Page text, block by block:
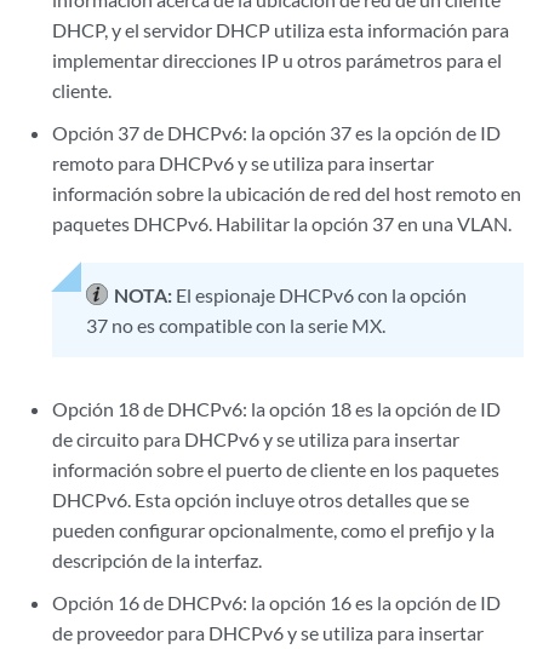
DHCP, y el servidor DHCP utiliza esta información para
implementar direcciones IP u otros parámetros para el
cliente.
Opción 37 de DHCPv6: la opción 37 es la opción de ID
remoto para DHCPv6 y se utiliza para insertar
información sobre la ubicación de red del host remoto en
paquetes DHCPv6. Habilitar la opción 37 en una VLAN.
NOTA: El espionaje DHCPv6 con la opción
37 no es compatible con la serie MX.
Opción 18 de DHCPv6: la opción 18 es la opción de ID
de circuito para DHCPv6 y se utiliza para insertar
información sobre el puerto de cliente en los paquetes
DHCPv6. Esta opción incluye otros detalles que se
pueden configurar opcionalmente, como el prefijo y la
descripción de la interfaz.
Opción 16 de DHCPv6: la opción 16 es la opción de ID
de proveedor para DHCPv6 y se utiliza para insertar